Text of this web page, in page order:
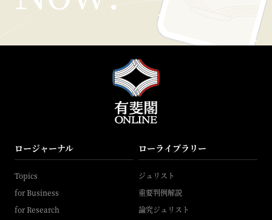
ロージャーナル
Topics
for Business
for Research
ローライブラリー
ジュリスト
重要判例解説
論究ジュリスト